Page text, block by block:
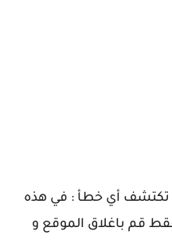
تكتشف أي خطأ : في هذه
قم باغلاق الموقع و